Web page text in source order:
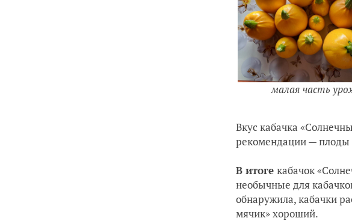
малая часть
Вкус кабачка
рекомендации — плоды
В итоге кабачок
необычные для
обнаружила, кабачки
мячик» хороший.